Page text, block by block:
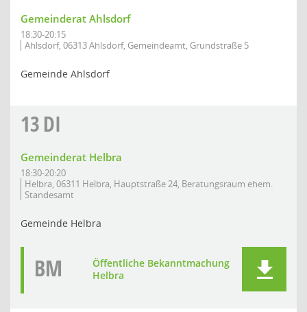
Gemeinderat Ahlsdorf
18:30-20:15
Ahlsdorf, 06313 Ahlsdorf, Gemeindeamt, Grundstraße 5
Gemeinde Ahlsdorf
13DI
Gemeinderat Helbra
18:30-20:20
Helbra, 06311 Helbra, Hauptstraße 24, Beratungsraum ehem.
Standesamt
Gemeinde Helbra
BM
Öffentliche Bekanntmachung
Helbra